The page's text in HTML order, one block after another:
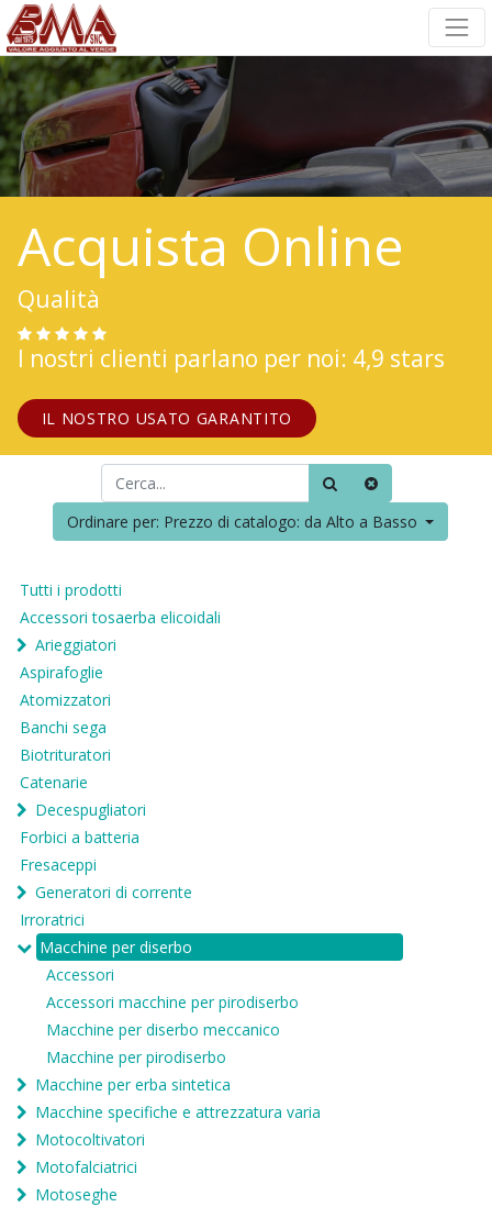
Acquista Online
Qualità
I nostri clienti parlano per noi: 4,9 stars
IL NOSTRO USATO GARANTITO
Ordinare per: Prezzo di catalogo: da Alto a Basso
Tutti i prodotti
Accessori tosaerba elicoidali
Arieggiatori
Aspirafoglie
Atomizzatori
Banchi sega
Biotrituratori
Catenarie
Decespugliatori
Forbici a batteria
Fresaceppi
Generatori di corrente
Irroratrici
Macchine per diserbo
Accessori
Accessori macchine per pirodiserbo
Macchine per diserbo meccanico
Macchine per pirodiserbo
Macchine per erba sintetica
Macchine specifiche e attrezzatura varia
Motocoltivatori
Motofalciatrici
Motoseghe